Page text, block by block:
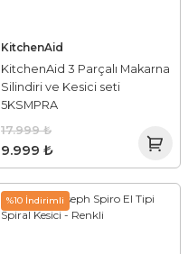
KitchenAid
KitchenAid 3 Parçalı Makarna
Silindiri ve Kesici seti
5KSMPRA
9.999 ₺
17.999 ₺
%10 İndirimli